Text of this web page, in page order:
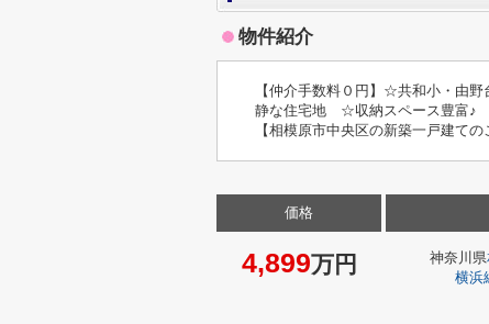
物件紹介
【仲介手数料０円】☆共和小・
静な住宅地 ☆収納スペース豊富♪
【相模原市中央区の新築一戸建て
価格
4,899万円 神奈川県
横浜